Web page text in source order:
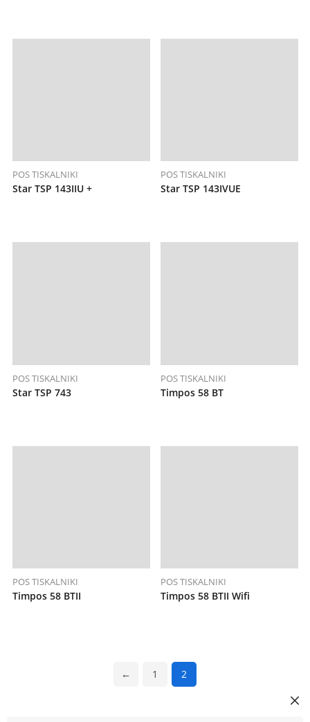
POS TISKALNIKI
Star TSP 143IIU +
POS TISKALNIKI
Star TSP 143IVUE
POS TISKALNIKI
Star TSP 743
POS TISKALNIKI
Timpos 58 BT
POS TISKALNIKI
Timpos 58 BTII
POS TISKALNIKI
Timpos 58 BTII Wifi
← 1 2